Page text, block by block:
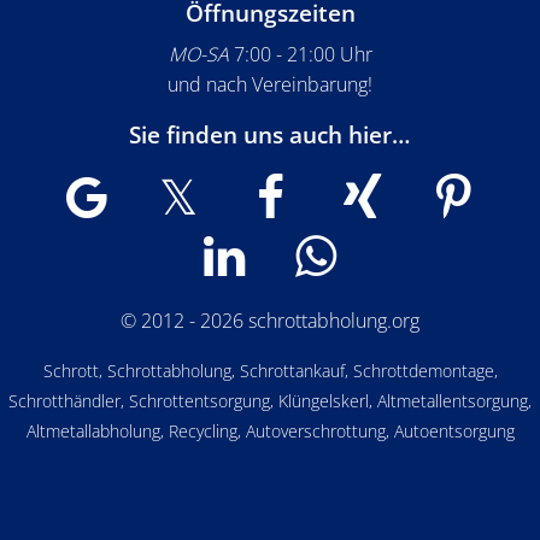
Öffnungszeiten
MO-SA7:00 - 21:00 Uhr
und nach Vereinbarung!
Sie finden uns auch hier…
© 2012 - 2026 schrottabholung.org
Schrott, Schrottabholung, Schrottankauf, Schrottdemontage,
Schrotthändler, Schrottentsorgung, Klüngelskerl, Altmetallentsorgung,
Altmetallabholung, Recycling, Autoverschrottung, Autoentsorgung